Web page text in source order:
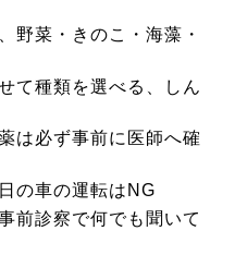
野菜・きのこ・海藻・
て種類を選べる、しん
は必ず事前に医師へ確
の車の運転はNG
前診察で何でも聞いて